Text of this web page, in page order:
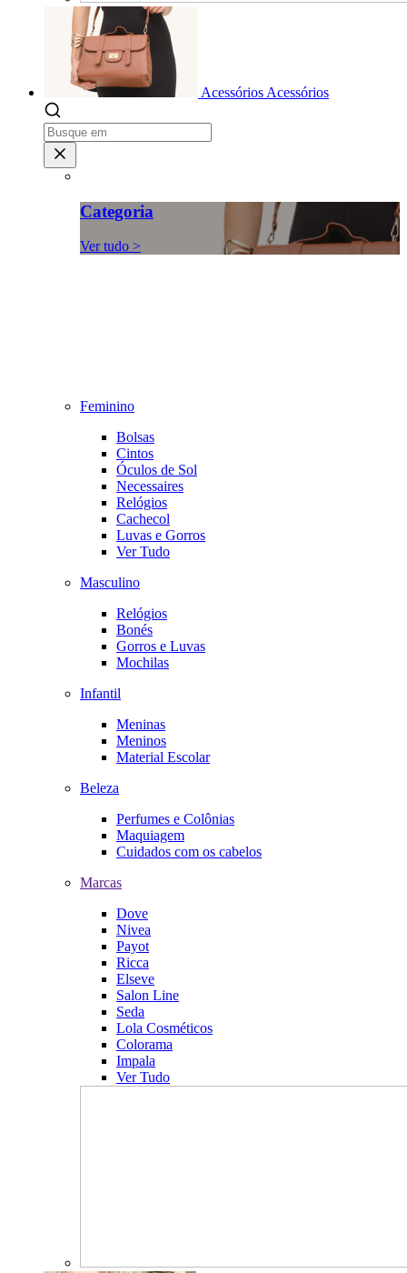
Acessórios Acessórios
Categoria
Ver tudo >
Feminino
Bolsas
Cintos
Óculos de Sol
Necessaires
Relógios
Cachecol
Luvas e Gorros
Ver Tudo
Masculino
Relógios
Bonés
Gorros e Luvas
Mochilas
Infantil
Meninas
Meninos
Material Escolar
Beleza
Perfumes e Colônias
Maquiagem
Cuidados com os cabelos
Marcas
Dove
Nivea
Payot
Ricca
Elseve
Salon Line
Seda
Lola Cosméticos
Colorama
Impala
Ver Tudo